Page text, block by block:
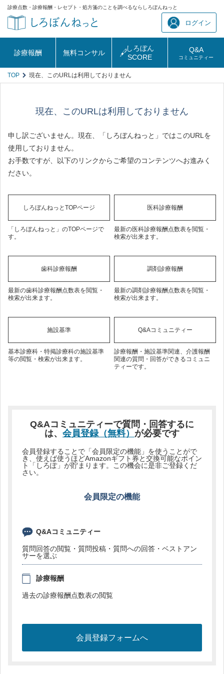
診療点数・診療報酬・レセプト・処方箋のことを調べるならしろぼんねっと
ログイン
診療報酬 無料コンサル
しろぼん
SCORE
Q&A
コミュニティー
TOP 現在、このURLは利用しておりません
現在、このURLは利用しておりません
申し訳ございません。現在、「しろぼんねっと」ではこのURLを
使用しておりません。
お手数ですが、以下のリンクからご希望のコンテンツへお進みく
ださい。
しろぼんねっとTOPページ
「しろぼんねっと」のTOPページで
す。
医科診療報酬
最新の医科診療報酬点数表を閲覧・
検索が出来ます。
歯科診療報酬
最新の歯科診療報酬点数表を閲覧・
検索が出来ます。
調剤診療報酬
最新の調剤診療報酬点数表を閲覧・
検索が出来ます。
施設基準
基本診療科・特掲診療科の施設基準
等の閲覧・検索が出来ます。
Q&Aコミュニティー
診療報酬・施設基準関連、介護報酬
関連の質問・回答ができるコミュニ
ティーです。
Q&Aコミュニティーで質問・回答するに
は、 会員登録（無料） が必要です
会員登録することで「会員限定の機能」を使うことがで
き、使えば使うほどAmazonギフト券と交換可能なポイン
ト「しろぽ」が貯まります。この機会に是非ご登録くだ
さい。
会員限定の機能
Q&Aコミュニティー
質問回答の閲覧・質問投稿・質問への回答・ベストアン
サーを選ぶ
診療報酬
過去の診療報酬点数表の閲覧
会員登録フォームへ